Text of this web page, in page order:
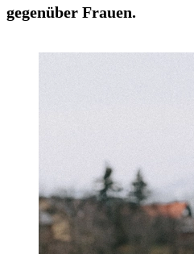
gegenüber Frauen.